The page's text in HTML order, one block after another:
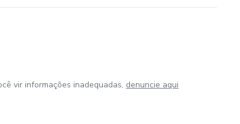
vir informações inadequadas, denuncie aqui